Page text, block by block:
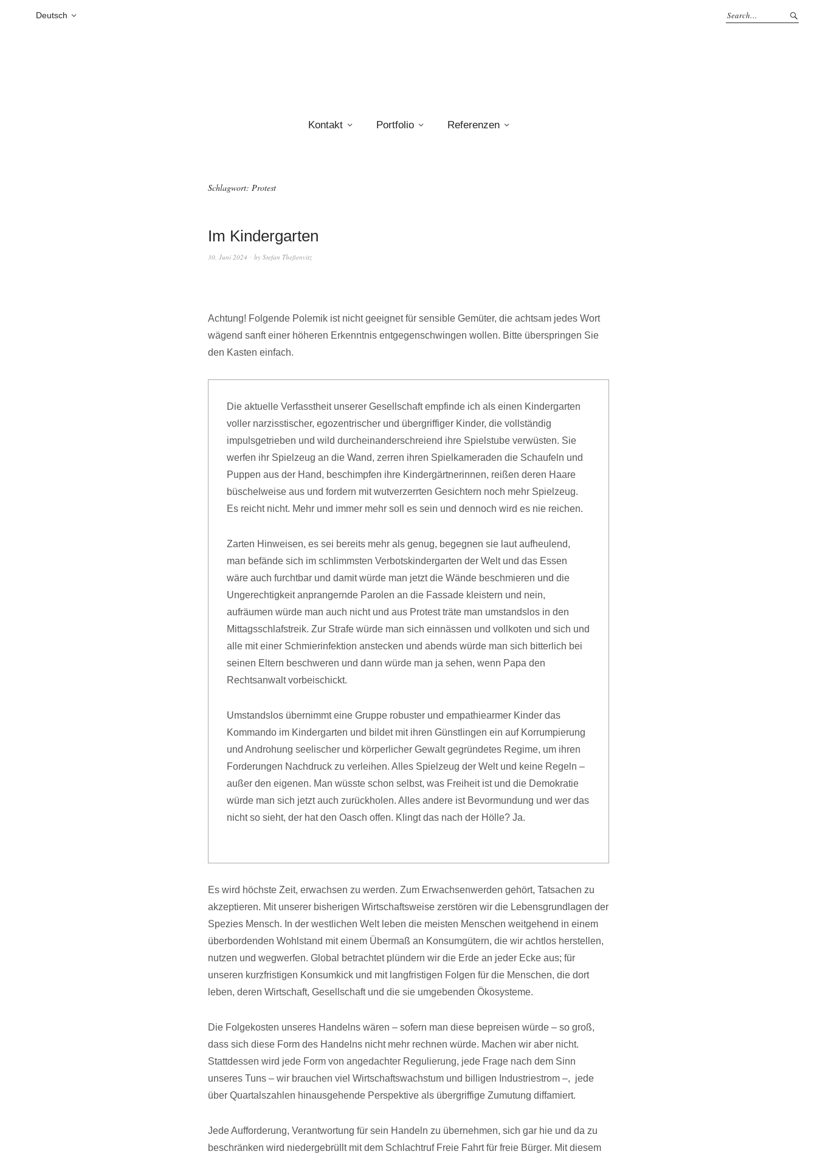
Deutsch
Kontakt Portfolio Referenzen
Schlagwort: Protest
Im Kindergarten
30. Juni 2024 by Stefan Theßenvitz
Achtung! Folgende Polemik ist nicht geeignet für sensible Gemüter, die achtsam jedes Wort
wägend sanft einer höheren Erkenntnis entgegenschwingen wollen. Bitte überspringen Sie
den Kasten einfach.
Die aktuelle Verfasstheit unserer Gesellschaft empfinde ich als einen Kindergarten
voller narzisstischer, egozentrischer und übergriffiger Kinder, die vollständig
impulsgetrieben und wild durcheinanderschreiend ihre Spielstube verwüsten. Sie
werfen ihr Spielzeug an die Wand, zerren ihren Spielkameraden die Schaufeln und
Puppen aus der Hand, beschimpfen ihre Kindergärtnerinnen, reißen deren Haare
büschelweise aus und fordern mit wutverzerrten Gesichtern noch mehr Spielzeug.
Es reicht nicht. Mehr und immer mehr soll es sein und dennoch wird es nie reichen.
Zarten Hinweisen, es sei bereits mehr als genug, begegnen sie laut aufheulend,
man befände sich im schlimmsten Verbotskindergarten der Welt und das Essen
wäre auch furchtbar und damit würde man jetzt die Wände beschmieren und die
Ungerechtigkeit anprangernde Parolen an die Fassade kleistern und nein,
aufräumen würde man auch nicht und aus Protest träte man umstandslos in den
Mittagsschlafstreik. Zur Strafe würde man sich einnässen und vollkoten und sich und
alle mit einer Schmierinfektion anstecken und abends würde man sich bitterlich bei
seinen Eltern beschweren und dann würde man ja sehen, wenn Papa den
Rechtsanwalt vorbeischickt.
Umstandslos übernimmt eine Gruppe robuster und empathiearmer Kinder das
Kommando im Kindergarten und bildet mit ihren Günstlingen ein auf Korrumpierung
und Androhung seelischer und körperlicher Gewalt gegründetes Regime, um ihren
Forderungen Nachdruck zu verleihen. Alles Spielzeug der Welt und keine Regeln –
außer den eigenen. Man wüsste schon selbst, was Freiheit ist und die Demokratie
würde man sich jetzt auch zurückholen. Alles andere ist Bevormundung und wer das
nicht so sieht, der hat den Oasch offen. Klingt das nach der Hölle? Ja.
Es wird höchste Zeit, erwachsen zu werden. Zum Erwachsenwerden gehört, Tatsachen zu
akzeptieren. Mit unserer bisherigen Wirtschaftsweise zerstören wir die Lebensgrundlagen der
Spezies Mensch. In der westlichen Welt leben die meisten Menschen weitgehend in einem
überbordenden Wohlstand mit einem Übermaß an Konsumgütern, die wir achtlos herstellen,
nutzen und wegwerfen. Global betrachtet plündern wir die Erde an jeder Ecke aus; für
unseren kurzfristigen Konsumkick und mit langfristigen Folgen für die Menschen, die dort
leben, deren Wirtschaft, Gesellschaft und die sie umgebenden Ökosysteme.
Die Folgekosten unseres Handelns wären – sofern man diese bepreisen würde – so groß,
dass sich diese Form des Handelns nicht mehr rechnen würde. Machen wir aber nicht.
Stattdessen wird jede Form von angedachter Regulierung, jede Frage nach dem Sinn
unseres Tuns – wir brauchen viel Wirtschaftswachstum und billigen Industriestrom –, jede
über Quartalszahlen hinausgehende Perspektive als übergriffige Zumutung diffamiert.
Jede Aufforderung, Verantwortung für sein Handeln zu übernehmen, sich gar hie und da zu
beschränken wird niedergebrüllt mit dem Schlachtruf Freie Fahrt für freie Bürger. Mit diesem